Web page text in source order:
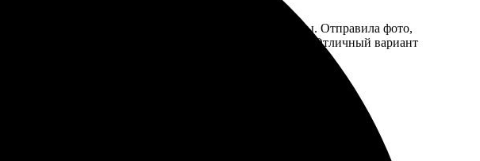
навигация на сайте, все шаги понятны и интуитивны. Отправила фото,
яркие и насыщенные, точно передают настроение. Отличный вариант